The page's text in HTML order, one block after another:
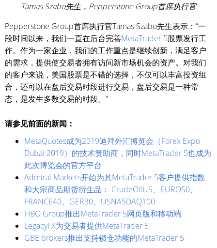
Tamas Szabo先生，Pepperstone Group首席执行官
Pepperstone Group首席执行官Tamas Szabo先生表示：“一
段时间以来，我们一直在后台完善MetaTrader 5股票发行工
作。作为一家企业，我们的工作重点是继续创新，满足客户
的需求，提供使交易者拥有访问新市场机会的资产。对我们
的客户来说，美国股票是不错的选择，不仅可以丰富投资组
合，还可以在盘后交易时段进行交易，盘后交易是一种常
态，是发生多数交易的时段。”
请参见前面的新闻：
MetaQuotes成为2019迪拜外汇博览会（Forex Expo
Dubai 2019）的技术赞助商，同时MetaTrader 5也成为
此次博览会的官方平台
Admiral Markets开始为其MetaTrader 5客户提供指数
和大宗商品期货衍生品： CrudeOilUS、EURO50、
FRANCE40、GER30、USNASDAQ100
FIBO Group推出MetaTrader 5网页版和移动端
LegacyFX为交易者提供MetaTrader 5
GBE brokers推出支持锁仓功能的MetaTrader 5